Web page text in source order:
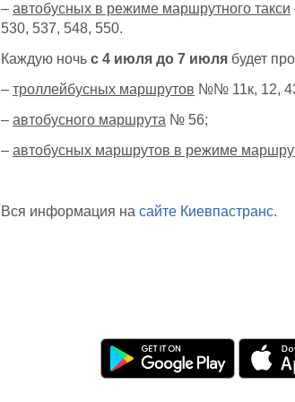
– автобусных в режиме маршрутного такси
530, 537, 548, 550.
Каждую ночь с 4 июля до 7 июля будет
– троллейбусных маршрутов №№ 11к, 12,
– автобусного маршрута № 56;
– автобусных маршрутов в режиме
Вся информация на сайте Киевпастранс.